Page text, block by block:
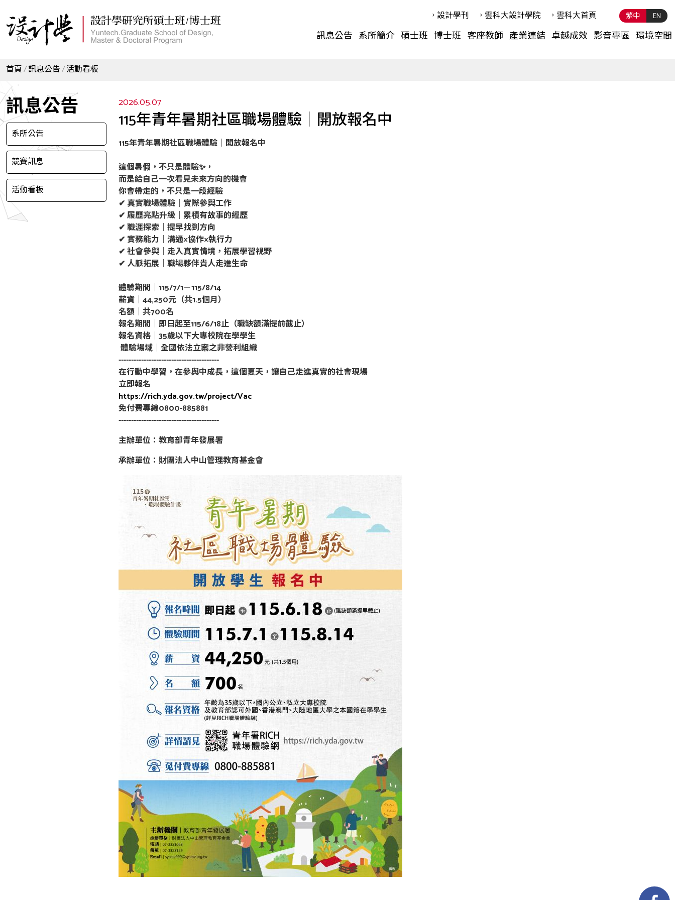
繁中 EN
訊息公告 系所簡介 碩士班 博士班 客座教師 產業連結 卓越成效 影音專區 環境空間
設計學刊 雲科⼤設計學院 雲科⼤首頁
首頁 訊息公告 活動看板
訊息公告
系所公告
競賽訊息
活動看板
2026.05.07
115年青年暑期社區職場體驗｜開放報名中
115年青年暑期社區職場體驗｜開放報名中
這個暑假，不只是體驗✨，
而是給自己一次看見未來方向的機會
你會帶走的，不只是一段經驗
✔ 真實職場體驗｜實際參與工作
✔ 履歷亮點升級｜累積有故事的經歷
✔ 職涯探索｜提早找到方向
✔ 實務能力｜溝通×協作×執行力
✔ 社會參與｜走入真實情境，拓展學習視野
✔ 人脈拓展｜職場夥伴貴人走進生命
體驗期間｜115/7/1－115/8/14
薪資｜44,250元（共1.5個月）
名額｜共700名
報名期間｜即日起至115/6/18止（職缺額滿提前截止）
報名資格｜35歲以下大專校院在學學生
體驗場域｜全國依法立案之非營利組織
----------------------------------------
在行動中學習，在參與中成長，這個夏天，讓自己走進真實的社會現場
立即報名
https://rich.yda.gov.tw/project/Vac
免付費專線0800-885881
----------------------------------------
主辦單位：教育部青年發展署
承辦單位：財團法人中山管理教育基金會